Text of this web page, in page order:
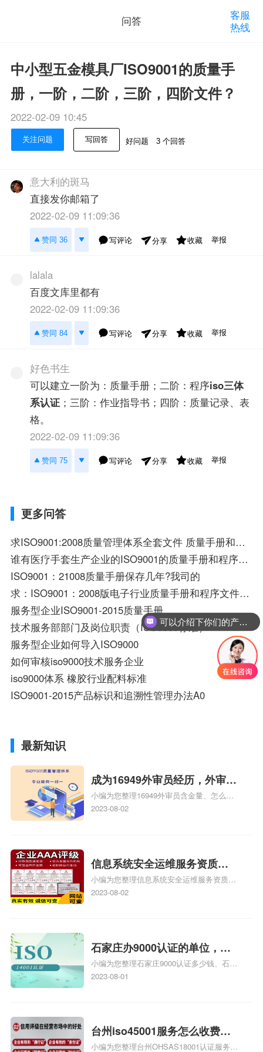
问答
客服
热线
中小型五金模具厂ISO9001的质量手
册，一阶，二阶，三阶，四阶文件？
2022-02-09 10:45
关注问题 写回答 好问题 3 个回答
意大利的斑马
直接发你邮箱了
2022-02-09 11:09:36
赞同 36 写评论 分享 收藏 举报
lalala
百度文库里都有
2022-02-09 11:09:36
赞同 84 写评论 分享 收藏 举报
好色书生
可以建立一阶为：质量手册；二阶：程序iso三体
系认证 ；三阶：作业指导书；四阶：质量记录、表
格。
2022-02-09 11:09:36
赞同 75 写评论 分享 收藏 举报
更多问答
求ISO9001:2008质量管理体系全套文件 质量手册和程序文件 五金行业的 请大虾救命哦。1808058848@QQ.com
谁有医疗手套生产企业的ISO9001的质量手册和程序文件等体系文件给我发一份，谢谢了！1
ISO9001：21008质量手册保存几年?我司的
求：ISO9001：2008版电子行业质量手册和程序文件资料一套
服务型企业ISO9001-2015质量手册
技术服务部部门及岗位职责（ISO9000标准）
服务型企业如何导入ISO9000
如何审核iso9000技术服务企业
iso9000体系 橡胶行业配料标准
ISO9001-2015产品标识和追溯性管理办法A0
最新知识
成为16949外审员经历，外审员
16949
小编为您整理16949外审员含金量、怎么才
能成为注册的TS16949:2009的外审员、我
2023-08-02
信息系统安全运维服务资质二
级费用，信息系统安全运维服
务资质二级
小编为您整理信息系统安全运维服务资质认
证证书机构有哪些、安全运维服务资质的费
体系认证知识，详情可查看下方正文！
2023-08-02
石家庄办9000认证的单位，石
家庄9000认证的公司
小编为您整理石家庄9000认证多少钱、石家
庄9000认证价格多少钱、石家庄9000认证
2023-08-01
台州iso45001服务怎么收费，
小编为您整理台州OHSAS18001认证服务中
可以介绍下你们的产品么？